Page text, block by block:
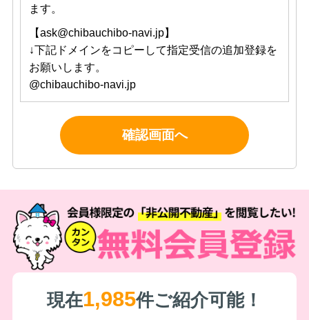
ます。
【ask@chibauchibo-navi.jp】
↓下記ドメインをコピーして指定受信の追加登録を
お願いします。
@chibauchibo-navi.jp
現在1,985件ご紹介可能！